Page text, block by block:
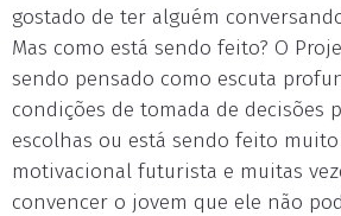
gostado de ter alguém
Mas como está sendo feito? O
sendo pensado como escuta
condições de tomada de decisões
escolhas ou está sendo feito
motivacional futurista e muitas
convencer o jovem que ele não